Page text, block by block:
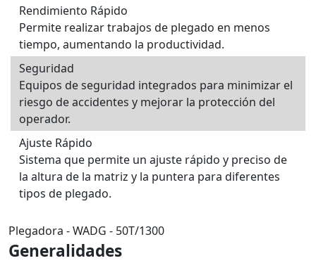
Rendimiento Rápido
Permite realizar trabajos de plegado en menos
tiempo, aumentando la productividad.
Seguridad
Equipos de seguridad integrados para minimizar el
riesgo de accidentes y mejorar la protección del
operador.
Ajuste Rápido
Sistema que permite un ajuste rápido y preciso de
la altura de la matriz y la puntera para diferentes
tipos de plegado.
Plegadora - WADG - 50T/1300
Generalidades